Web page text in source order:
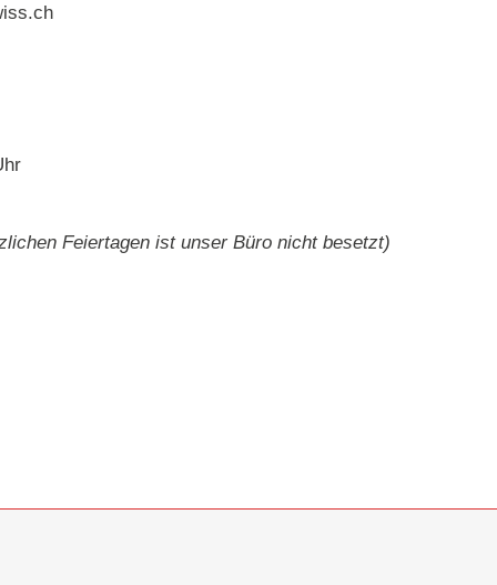
Feiertagen ist unser Büro nicht besetzt)